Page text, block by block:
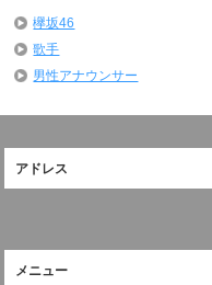
欅坂46
歌手
男性アナウンサー
アドレス
メニュー